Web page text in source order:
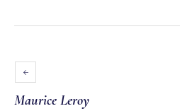
Maurice Leroy